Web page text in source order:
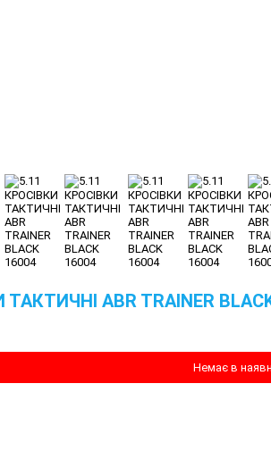
ABR TRAINER
Немає в